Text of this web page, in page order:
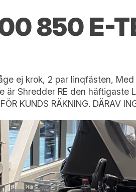
850 E-
ej krok, 2 par linqfästen,
Shredder RE den häftigaste
KUNDS RÄKNING. DÄRAV